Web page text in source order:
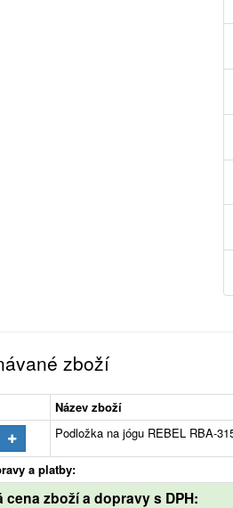
zboží
Název zboží
Podložka na jógu REBEL RBA-
a platby:
cena zboží a dopravy s DPH: